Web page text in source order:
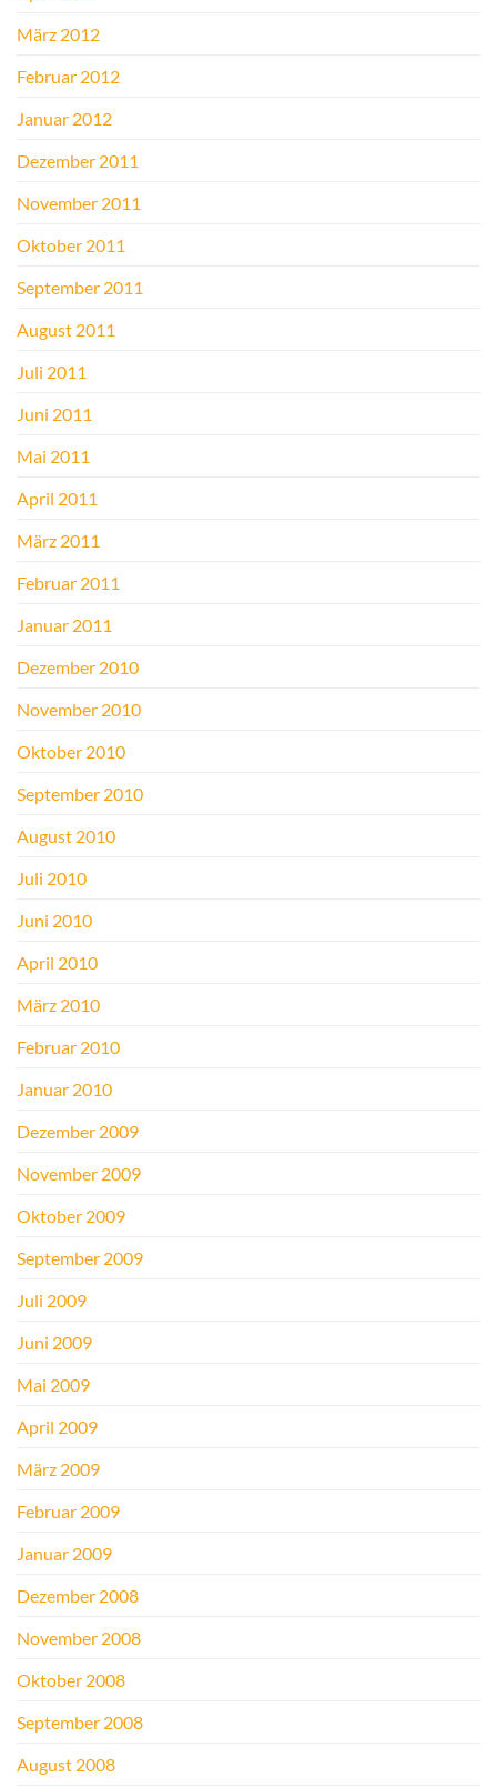
März 2012
Februar 2012
Januar 2012
Dezember 2011
November 2011
Oktober 2011
September 2011
August 2011
Juli 2011
Juni 2011
Mai 2011
April 2011
März 2011
Februar 2011
Januar 2011
Dezember 2010
November 2010
Oktober 2010
September 2010
August 2010
Juli 2010
Juni 2010
April 2010
März 2010
Februar 2010
Januar 2010
Dezember 2009
November 2009
Oktober 2009
September 2009
Juli 2009
Juni 2009
Mai 2009
April 2009
März 2009
Februar 2009
Januar 2009
Dezember 2008
November 2008
Oktober 2008
September 2008
August 2008